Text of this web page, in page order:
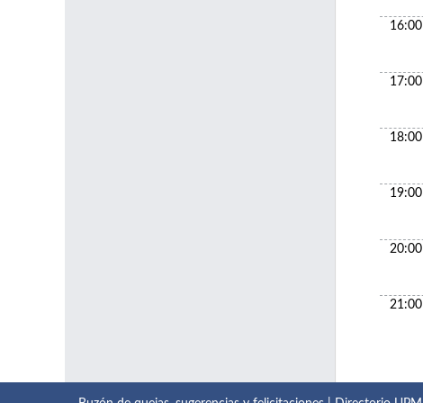
16:00
17:00
18:00
19:00
20:00
21:00